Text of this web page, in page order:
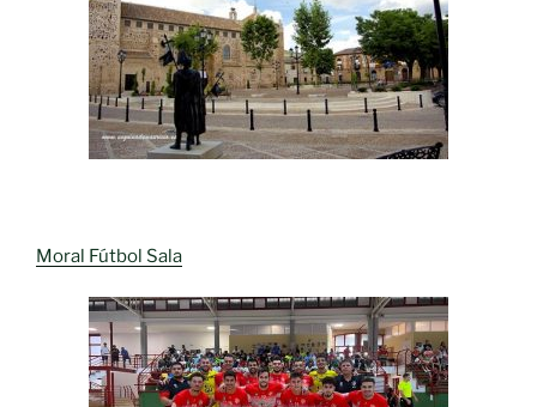
Moral Fútbol Sala